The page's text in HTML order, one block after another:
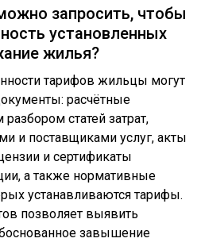
запросить, чтобы
установленных
жилья?
тарифов жильцы могут
расчётные
статей затрат,
и поставщиками услуг, акты
и сертификаты
а также нормативные
устанавливаются тарифы.
позволяет выявить
завышение